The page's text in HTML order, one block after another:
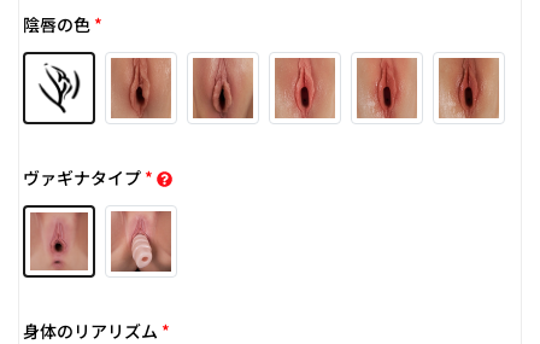
陰唇の色 *
ヴァギナタイプ *
身体のリアリズム *